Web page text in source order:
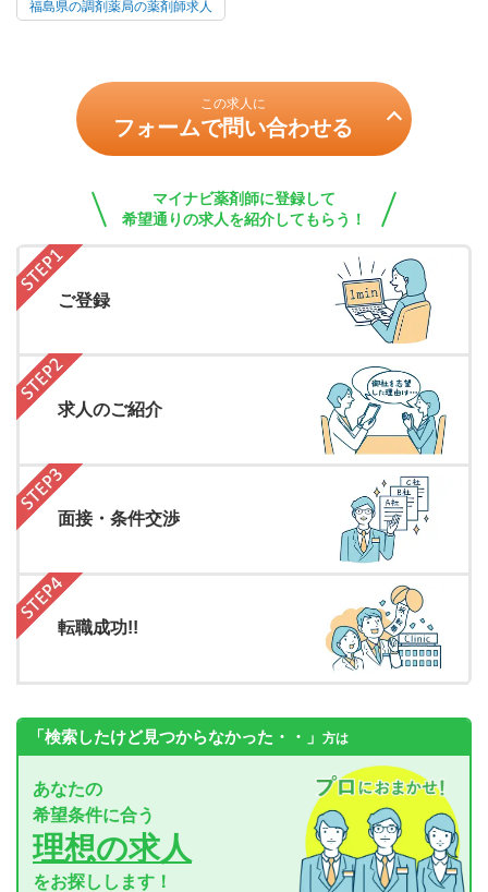
福島県の調剤薬局の薬剤師求人
この求人に
フォームで問い合わせる
マイナビ薬剤師に登録して
希望通りの求人を紹介してもらう！
ご登録
求人のご紹介
面接・条件交渉
転職成功!!
「検索したけど見つからなかった・・」 方は
あなたの
希望条件に合う
理想の求人
をお探しします！